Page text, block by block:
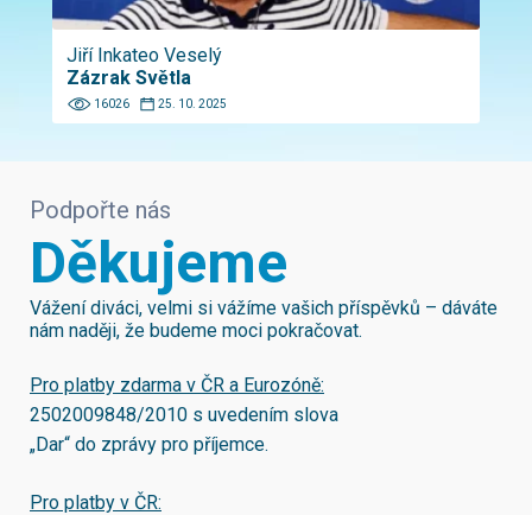
Jiří Inkateo Veselý
Zázrak Světla
16026 25. 10. 2025
Podpořte nás
Děkujeme
Vážení diváci, velmi si vážíme vašich příspěvků – dáváte
nám naději, že budeme moci pokračovat.
Pro platby zdarma v ČR a Eurozóně:
2502009848/2010 s uvedením slova
„Dar“ do zprávy pro příjemce.
Pro platby v ČR: